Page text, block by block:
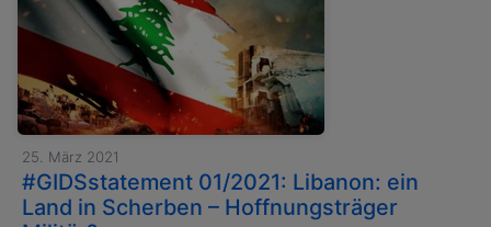
25. März 2021
#GIDSstatement 01/2021: Libanon: ein
Land in Scherben – Hoffnungsträger